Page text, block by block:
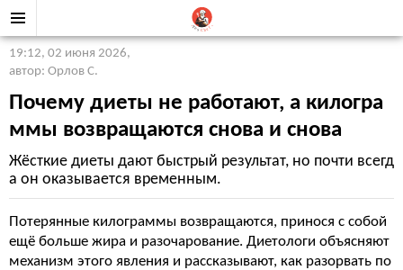
19:12, 02 июня 2026,
автор: Орлов С.
Почему диеты не работают, а килогра
ммы возвращаются снова и снова
Жёсткие диеты дают быстрый результат, но почти всегд
а он оказывается временным.
Потерянные килограммы возвращаются, принося с собой
ещё больше жира и разочарование. Диетологи объясняют
механизм этого явления и рассказывают, как разорвать по